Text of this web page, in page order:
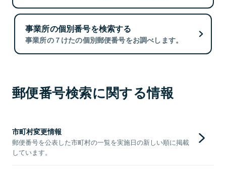
事業所の個別番号を検索する
事業所の７けたの個別郵便番号をお調べします。
郵便番号検索に関する情報
市町村変更情報
郵便番号を公表した市町村の一覧を実施日の新しい順に掲載
しています。